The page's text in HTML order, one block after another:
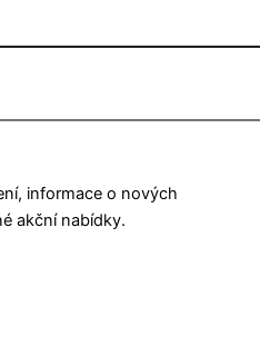
informace o nových
akční nabídky.